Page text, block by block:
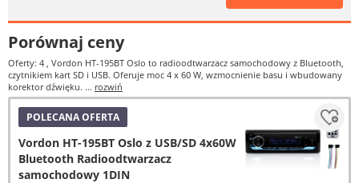
Porównaj ceny
Oferty: 4 , Vordon HT-195BT Oslo to radioodtwarzacz samochodowy z Bluetooth,
czytnikiem kart SD i USB. Oferuje moc 4 x 60 W, wzmocnienie basu i wbudowany
korektor dźwięku. ... rozwiń
POLECANA OFERTA
Vordon HT-195BT Oslo z USB/SD 4x60W
Bluetooth Radioodtwarzacz
samochodowy 1DIN